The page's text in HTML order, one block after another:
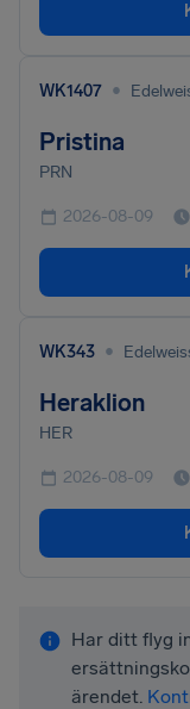
WK1407 •
Pristina
PRN
2026-08-09
WK343 •
Heraklion
HER
2026-08-09
Har ditt flyg
ärendet.